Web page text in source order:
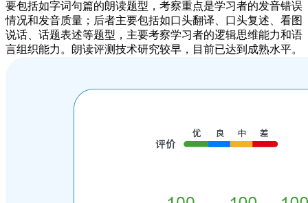
要包括如字词句篇的朗读题型，考察重点是学习者的发音错误
情况和发音质量；后者主要包括如口头翻译、口头复述、看图
说话、话题表述等题型，主要考察学习者的逻辑思维能力和语
言组织能力。朗读评测技术研究较早，目前已达到成熟水平。